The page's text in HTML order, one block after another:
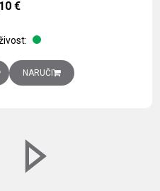
€
ploča V1000xŠ800mm,
NARUČI